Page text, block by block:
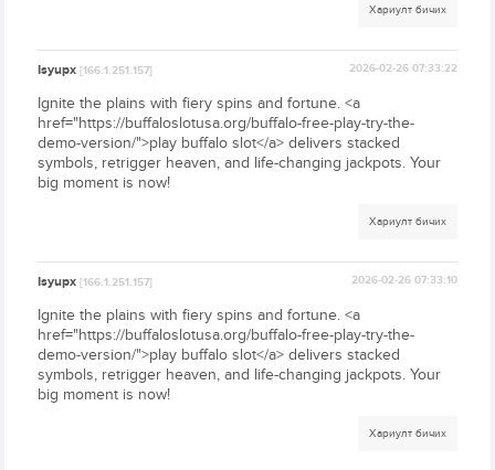
Хариулт бичих
Isyupx[166.1.251.157] 2026-02-26 07:33:22
Ignite the plains with fiery spins and fortune. <a
href="https://buffaloslotusa.org/buffalo-free-play-try-the-
demo-version/">play buffalo slot</a> delivers stacked
symbols, retrigger heaven, and life-changing jackpots. Your
big moment is now!
Хариулт бичих
Isyupx[166.1.251.157] 2026-02-26 07:33:10
Ignite the plains with fiery spins and fortune. <a
href="https://buffaloslotusa.org/buffalo-free-play-try-the-
demo-version/">play buffalo slot</a> delivers stacked
symbols, retrigger heaven, and life-changing jackpots. Your
big moment is now!
Хариулт бичих